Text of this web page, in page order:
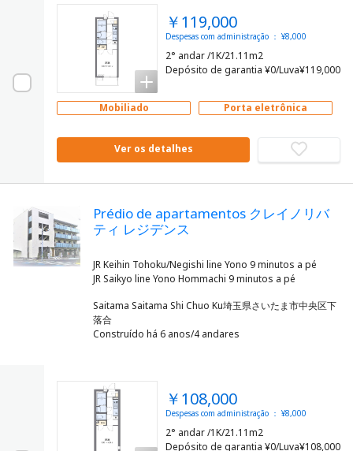
￥119,000
Despesas com administração ： ¥8,000
2° andar /1K/21.11m2
Depósito de garantia ¥0/Luva¥119,000
Mobiliado Porta eletrônica
Ver os detalhes
Prédio de apartamentos クレイノリバ
ティ レジデンス
JR Keihin Tohoku/Negishi line Yono 9 minutos a pé
Saitama Saitama Shi Chuo Ku埼玉県さいたま市中央区下
落合
Construído há 6 anos/4 andares
￥108,000
Despesas com administração ： ¥8,000
2° andar /1K/21.11m2
Depósito de garantia ¥0/Luva¥108,000